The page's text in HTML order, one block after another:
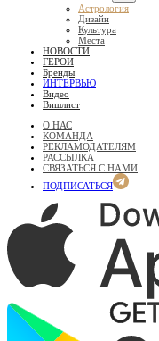
Астрология
Дизайн
Культура
Места
НОВОСТИ
ГЕРОИ
Бренды
ИНТЕРВЬЮ
Видео
Вишлист
О НАС
КОМАНДА
РЕКЛАМОДАТЕЛЯМ
РАССЫЛКА
СВЯЗАТЬСЯ С НАМИ
ПОДПИСАТЬСЯ